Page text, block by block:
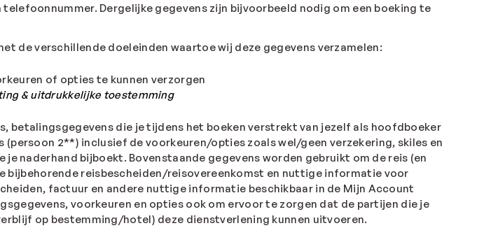
Dergelijke gegevens zijn bijvoorbeeld nodig om een boeking te
de verschillende doeleinden waartoe wij deze gegevens verzamelen:
of opties te kunnen verzorgen
& uitdrukkelijke toestemming
die je tijdens het boeken verstrekt van jezelf als hoofdboeker
2**) inclusief de voorkeuren/opties zoals wel/geen verzekering, skiles en
naderhand bijboekt. Bovenstaande gegevens worden gebruikt om de reis (en
bijbehorende reisbescheiden/reisovereenkomst en nuttige informatie voor
factuur en andere nuttige informatie beschikbaar in de Mijn Account
voorkeuren en opties ook om ervoor te zorgen dat de partijen die je
op bestemming/hotel) deze dienstverlening kunnen uitvoeren.